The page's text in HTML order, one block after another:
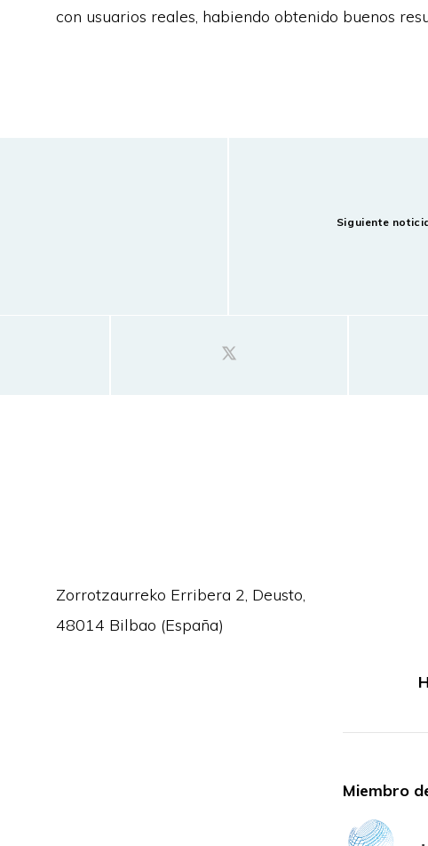
con usuarios reales, habiendo obtenido buenos
Siguiente
Zorrotzaurreko Erribera 2, Deusto,
48014 Bilbao (España)
Miembro